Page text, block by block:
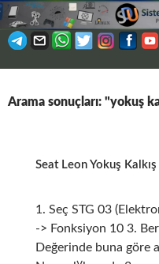
Ara
ATLA
Arama sonuçları: "yokuş
Seat Leon Yokuş
1. Seç STG 03
-> Fonksiyon 10 3.
Değerinde buna göre